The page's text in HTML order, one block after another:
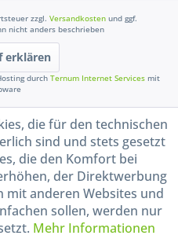
zzgl. Versandkosten und ggf.
nicht anders beschrieben
erklären
durch Ternum Internet Services mit
die für den technischen
sind und stets gesetzt
die den Komfort bei
der Direktwerbung
anderen Websites und
sollen, werden nur
Mehr Informationen